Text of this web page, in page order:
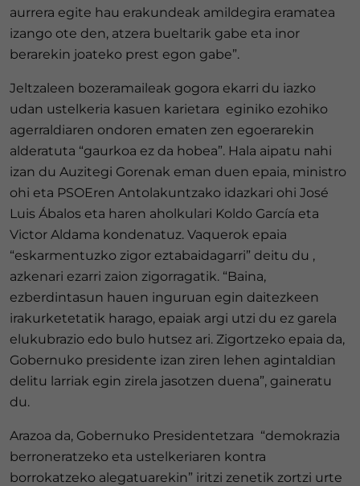
aurrera egite hau erakundeak amildegira eramatea
izango ote den, atzera bueltarik gabe eta inor
berarekin joateko prest egon gabe”.
Jeltzaleen bozeramaileak gogora ekarri du iazko
udan ustelkeria kasuen karietara eginiko ezohiko
agerraldiaren ondoren ematen zen egoerarekin
alderatuta “gaurkoa ez da hobea”. Hala aipatu nahi
izan du Auzitegi Gorenak eman duen epaia, ministro
ohi eta PSOEren Antolakuntzako idazkari ohi José
Luis Ábalos eta haren aholkulari Koldo García eta
Victor Aldama kondenatuz. Vaquerok epaia
“eskarmentuzko zigor eztabaidagarri” deitu du ,
azkenari ezarri zaion zigorragatik. “Baina,
ezberdintasun hauen inguruan egin daitezkeen
irakurketetatik harago, epaiak argi utzi du ez garela
elukubrazio edo bulo hutsez ari. Zigortzeko epaia da,
Gobernuko presidente izan ziren lehen agintaldian
delitu larriak egin zirela jasotzen duena”, gaineratu
du.
Arazoa da, Gobernuko Presidentetzara “demokrazia
berroneratzeko eta ustelkeriaren kontra
borrokatzeko alegatuarekin” iritzi zenetik zortzi urte